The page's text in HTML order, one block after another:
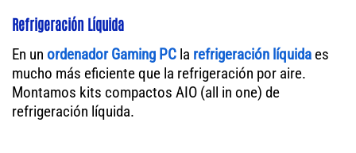
Refrigeración Líquida
En un ordenador Gaming PC la refrigeración líquida es
mucho más eficiente que la refrigeración por aire.
Montamos kits compactos AIO (all in one) de
refrigeración líquida.